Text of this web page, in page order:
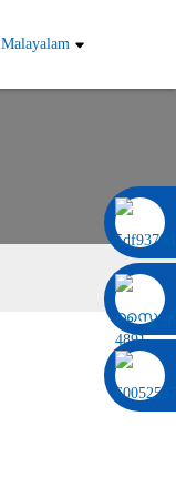
Malayalam